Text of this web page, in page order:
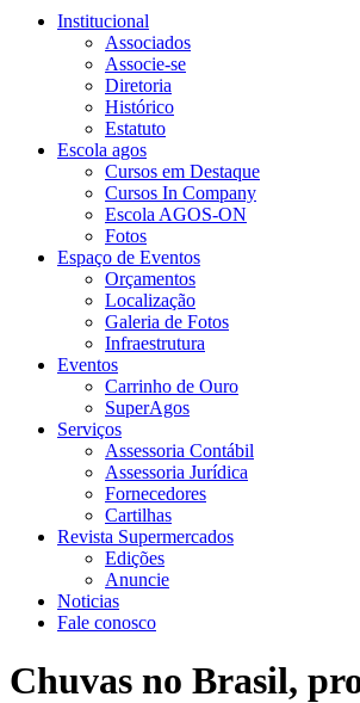
Institucional
Associados
Associe-se
Diretoria
Histórico
Estatuto
Escola agos
Cursos em Destaque
Cursos In Company
Escola AGOS-ON
Fotos
Espaço de Eventos
Orçamentos
Localização
Galeria de Fotos
Infraestrutura
Eventos
Carrinho de Ouro
SuperAgos
Serviços
Assessoria Contábil
Assessoria Jurídica
Fornecedores
Cartilhas
Revista Supermercados
Edições
Anuncie
Noticias
Fale conosco
Chuvas no Brasil,